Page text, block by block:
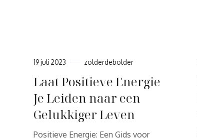
19 juli 2023 zolderdebolder
Laat Positieve Energie
Je Leiden naar een
Gelukkiger Leven
Positieve Energie: Een Gids voor